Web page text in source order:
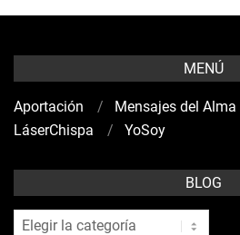
MENÚ
Aportación Mensajes del Alma
LáserChispa
YoSoy
BLOG
blog